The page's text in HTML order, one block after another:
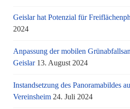
Geislar hat Potenzial für
2024
Anpassung der mobilen
Geislar 13. August 2024
Instandsetzung des Panoramabildes
Vereinsheim 24. Juli 2024